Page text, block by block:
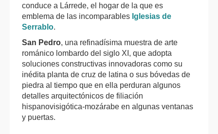
conduce a Lárrede, el hogar de la que es
emblema de las incomparables Iglesias de
Serrablo.
San Pedro, una refinadísima muestra de arte
románico lombardo del siglo XI, que adopta
soluciones constructivas innovadoras como su
inédita planta de cruz de latina o sus bóvedas de
piedra al tiempo que en ella perduran algunos
detalles arquitectónicos de filiación
hispanovisigótica-mozárabe en algunas ventanas
y puertas.